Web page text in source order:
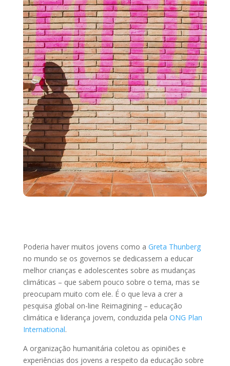
Poderia haver muitos jovens como a Greta Thunberg
no mundo se os governos se dedicassem a educar
melhor crianças e adolescentes sobre as mudanças
climáticas – que sabem pouco sobre o tema, mas se
preocupam muito com ele. É o que leva a crer a
pesquisa global on-line Reimagining – educação
climática e liderança jovem, conduzida pela ONG Plan
International.
A organização humanitária coletou as opiniões e
experiências dos jovens a respeito da educação sobre